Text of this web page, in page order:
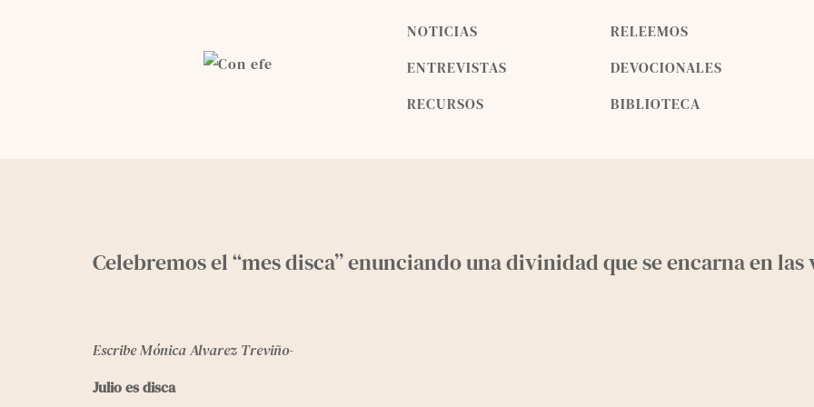
NOTICIAS
ENTREVISTAS
RECURSOS
RELEEMOS
DEVOCIONALES
BIBLIOTECA
Celebremos el “mes disca” enunciando una divinidad que se encarna en
Escribe Mónica Alvarez Treviño-
Julio es disca